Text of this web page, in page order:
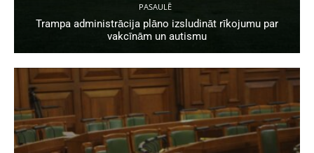
PASAULĒ
Trampa administrācija plāno izsludināt rīkojumu par
vakcīnām un autismu